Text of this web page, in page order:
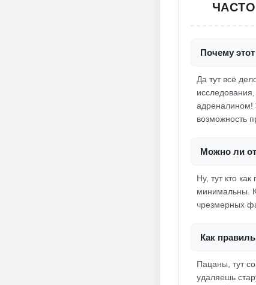
Почему
Да тут всё
адреналином!
возможность
Можно ли
Ну, тут кто
минимальны.
чрезмерных
Как
Пацаны, тут
удаляешь